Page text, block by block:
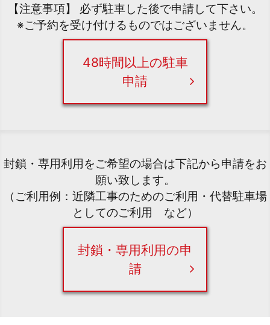
【注意事項】 必ず駐車した後で申請して下さい。
※ご予約を受け付けるものではございません。
48時間以上の駐車
申請
封鎖・専用利用をご希望の場合は下記から申請をお
願い致します。
（ご利用例：近隣工事のためのご利用・代替駐車場
としてのご利用 など）
封鎖・専用利用の申
請